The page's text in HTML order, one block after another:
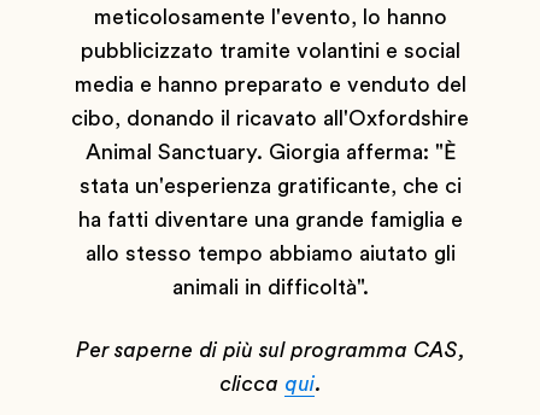
meticolosamente l'evento, lo hanno
pubblicizzato tramite volantini e social
media e hanno preparato e venduto del
cibo, donando il ricavato all'Oxfordshire
Animal Sanctuary. Giorgia afferma: "È
stata un'esperienza gratificante, che ci
ha fatti diventare una grande famiglia e
allo stesso tempo abbiamo aiutato gli
animali in difficoltà".
Per saperne di più sul programma CAS,
clicca qui.